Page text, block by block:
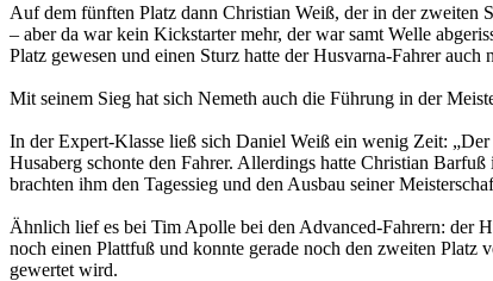
Auf dem fünften Platz dann Christian Weiß, der in der zweiten
– aber da war kein Kickstarter mehr, der war samt Welle
Platz gewesen und einen Sturz hatte der Husvarna-Fahrer auch
Mit seinem Sieg hat sich Nemeth auch die Führung in der
In der Expert-Klasse ließ sich Daniel Weiß ein wenig Zeit:
Husaberg schonte den Fahrer. Allerdings hatte Christian
brachten ihm den Tagessieg und den Ausbau seiner
Ähnlich lief es bei Tim Apolle bei den Advanced-Fahrern: der
noch einen Plattfuß und konnte gerade noch den zweiten
gewertet wird.